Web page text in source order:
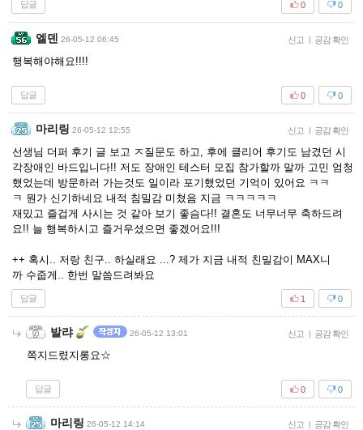
답글 0
0
엘덴 26-05-12 06:45 신고 | 공감 확인
행복해야해요!!!!
답글 0
0
마리링 26-05-12 12:55 신고 | 공감 확인
선생님 더퍼 후기 글 보고 ㅈ질문도 하고, 후에 클리어 후기도 남겼던 시
각장애인 바드입니다!! 저도 장애인 테스터 모집 참가할까 말까 고민 엄청
했었는데 방문하러 가는것도 일이라 포기했었던 기억이 있어요 ㅋㅋ
ㅋ 뭔가 신기하네요 내적 침밀감 미쳤음 지금 ㅋㅋㅋㅋㅋ
재밌고 즐겁게 사시는 것 같아 보기 좋슴다!! 결혼도 너무너무 축하드려
요!! 늘 행복하시고 즐거우셨으면 좋겠어요!!!
++ 혹시.. 저랑 친구.. 하실래요 ...? 제가 지금 내적 친밀감이 MAX니
까 수줍게.. 한번 말씀드려봐요
답글 0
1
발랴 26-05-12 13:01 신고 | 공감 확인
쪽지드렸지롱요☆
답글 0
0
마리링 26-05-12 14:14 신고 | 공감 확인